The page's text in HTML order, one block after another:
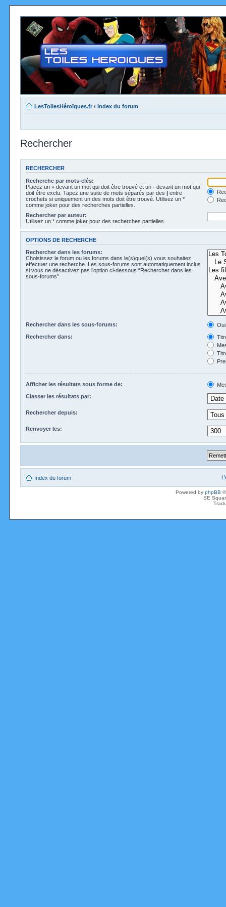
LesToilesHéroïques.fr ‹ Index du forum
Rechercher
RECHERCHER
Recherche par mots-clés:
Placez un + devant un mot qui doit être trouvé et un - devant un mot qui
doit être exclu. Tapez une suite de mots séparés par des | entre
crochets si uniquement un des mots doit être trouvé. Utilisez un *
comme joker pour des recherches partielles.
Rechercher par auteur:
Utilisez un * comme joker pour des recherches partielles.
OPTIONS DE RECHERCHE
Rechercher dans les forums:
Choisissez le forum ou les forums dans le(s)quel(s) vous souhaitez
effectuer une recherche. Les sous-forums sont automatiquement inclus
si vous ne désactivez pas l’option ci-dessous “Rechercher dans les
sous-forums”.
Rechercher dans les sous-forums:
Oui
Rechercher dans:
Afficher les résultats sous forme de:
Classer les résultats par:
Rechercher depuis:
Renvoyer les:
Index du forum
Powered by phpBB
SE